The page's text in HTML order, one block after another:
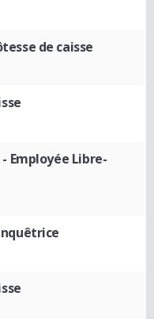
de caisse
- Employée Libre-